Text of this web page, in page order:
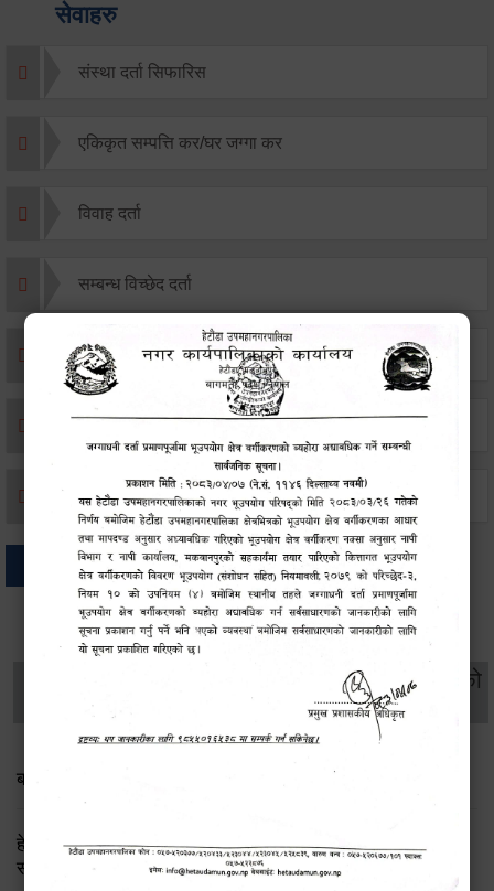
सेवाहरु
संस्था दर्ता सिफारिस
एकिकृत सम्पत्ति कर/घर जग्गा कर
विवाह दर्ता
सम्बन्ध विच्छेद दर्ता
बसाइ-सराई जाने/आउने दर्ता
मृत्यू दर्ता
जन्म दर्ता
थप विवरणहरु
विकास
वातावरण
सूचनाको
बाल भेला तथा योजना तर्जुमा सम्बन्धी सूचना
हेटौंडा उपमहानगरपालिका: लैङ्गिक समानता तथा सामाजिक
समावेशीकरण परीक्षण प्रतिवेदन २०८२